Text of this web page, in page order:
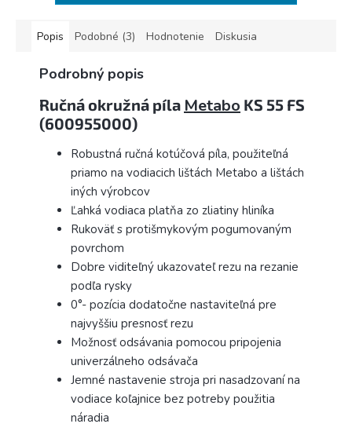
Popis Podobné (3) Hodnotenie Diskusia
Podrobný popis
Ručná okružná píla Metabo KS 55 FS
(600955000)
Robustná ručná kotúčová píla, použiteľná
priamo na vodiacich lištách Metabo a lištách
iných výrobcov
Ľahká vodiaca platňa zo zliatiny hliníka
Rukoväť s protišmykovým pogumovaným
povrchom
Dobre viditeľný ukazovateľ rezu na rezanie
podľa rysky
0°- pozícia dodatočne nastaviteľná pre
najvyššiu presnosť rezu
Možnosť odsávania pomocou pripojenia
univerzálneho odsávača
Jemné nastavenie stroja pri nasadzovaní na
vodiace koľajnice bez potreby použitia
náradia